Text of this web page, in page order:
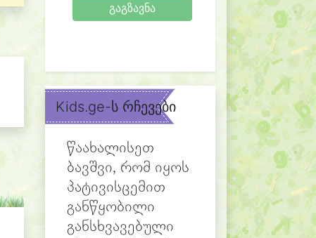
გაგზავნა
Kids.ge-ს რჩევები
წაახალისეთ
ბავშვი, რომ იყოს
პატივისცემით
განწყობილი
განსხვავებული